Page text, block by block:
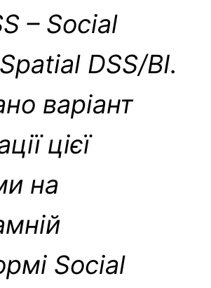
– Social
DSS/BI.
варіант
цієї
на
Social